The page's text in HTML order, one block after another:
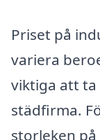
Priset på
variera
viktiga att ta
städfirma.
storleken